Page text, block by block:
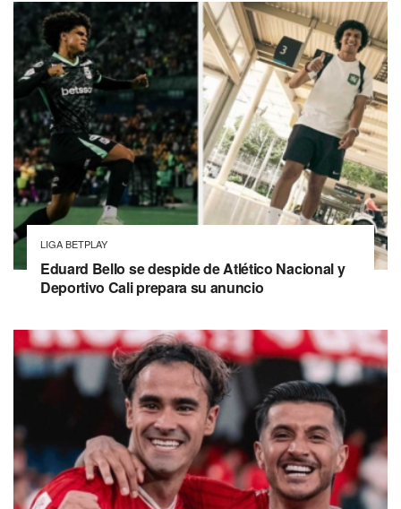
LIGA BETPLAY
Eduard Bello se despide de Atlético Nacional y
Deportivo Cali prepara su anuncio